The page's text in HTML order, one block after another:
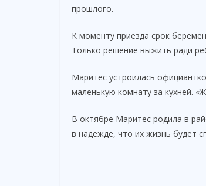
прошлого.
К моменту приезда срок
Только решение выжить ради
Маритес устроилась
маленькую комнату за кухней.
В октябре Маритес родила в
в надежде, что их жизнь будет